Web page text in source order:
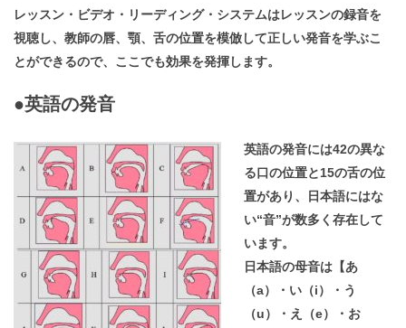
レッスン・ビデオ・リーディング・システムはレッスンの録音を
視聴し、教師の唇、顎、舌の位置を模倣して正しい発音を学ぶこ
とができるので、ここでも効果を発揮します。
●英語の発音
英語の発音には42の異な
る口の位置と15の舌の位
置があり、日本語にはな
い“音”が数多く存在して
います。
日本語の母音は【あ
（a）・い（i）・う
（u）・え（e）・お